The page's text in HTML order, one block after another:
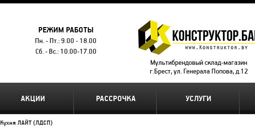
РЕЖИМ РАБОТЫ
Пн. - Пт.: 9.00 - 18.00
Сб. - Вс.: 10.00-17.00
Мультибрендовый склад-магазин
г.Брест, ул. Генерала Попова, д.12
АКЦИИ РАССРОЧКА УСЛУГИ
Кухня ЛАЙТ (ЛДСП)